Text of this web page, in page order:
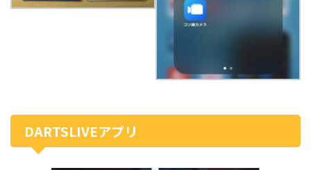
DARTSLIVEアプリ